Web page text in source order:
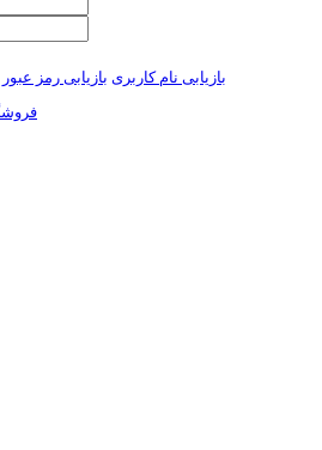
بازیابی نام کاربری بازیابی رمز عبور